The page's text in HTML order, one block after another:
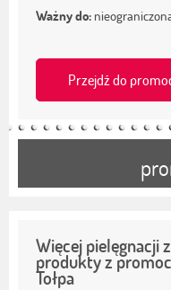
Ważny do:
Przejdź do
Więcej pielęgnacji
produkty z
Tołpa